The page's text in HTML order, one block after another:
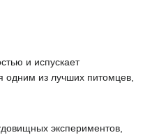
и испускает
одним из лучших питомцев,
экспериментов,